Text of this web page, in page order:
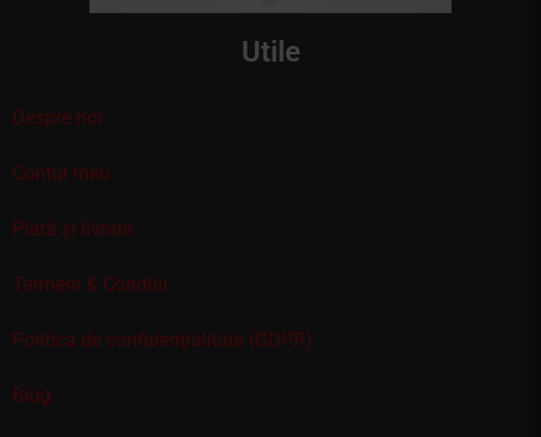
Utile
Despre noi
Contul meu
Plată și livrare
Termeni & Conditii
Politica de confidenţialitate (GDPR)
Blog